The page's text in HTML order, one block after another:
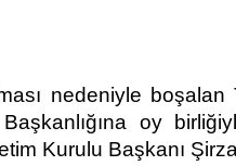
nedeniyle boşalan
oy
Kurulu Başkanı